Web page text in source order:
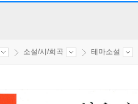
소설/시/희곡 테마소설